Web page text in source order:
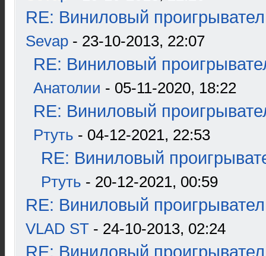
RE: Виниловый
Sevap - 23-10-2013, 22:07
RE: Виниловый
Анатолии - 05-11-2020, 18:22
RE: Виниловый
Ртуть - 04-12-2021, 22:53
RE: Виниловый
Ртуть - 20-12-2021, 00:59
RE: Виниловый
VLAD ST - 24-10-2013, 02:24
RE: Виниловый